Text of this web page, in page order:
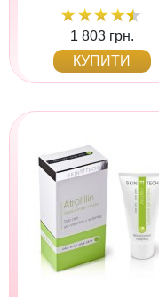
1 803 грн.
КУПИТИ